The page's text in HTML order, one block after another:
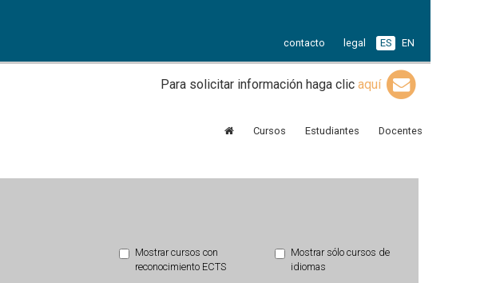
contacto legal ES EN
Para solicitar información haga clicaquí
Cursos Estudiantes Docentes
Mostrar cursos con
reconocimiento ECTS
Mostrar sólo cursos de
idiomas